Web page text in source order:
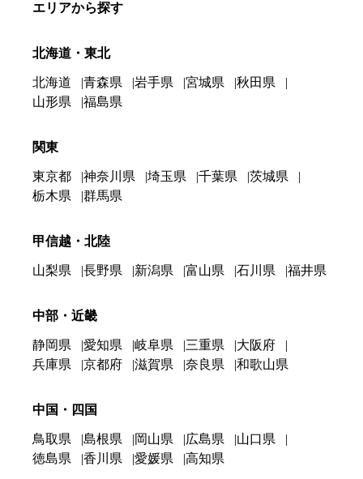
エリアから探す
北海道・東北
北海道 青森県 岩手県 宮城県
秋田県
山形県
福島県
関東
東京都 神奈川県 埼玉県 千葉県
茨城県
栃木県
群馬県
甲信越・北陸
山梨県 長野県 新潟県 富山県 石川県 福井県
中部・近畿
静岡県 愛知県 岐阜県 三重県
大阪府
兵庫県
京都府 滋賀県 奈良県 和歌山県
中国・四国
鳥取県 島根県 岡山県 広島県
山口県
徳島県
香川県 愛媛県 高知県